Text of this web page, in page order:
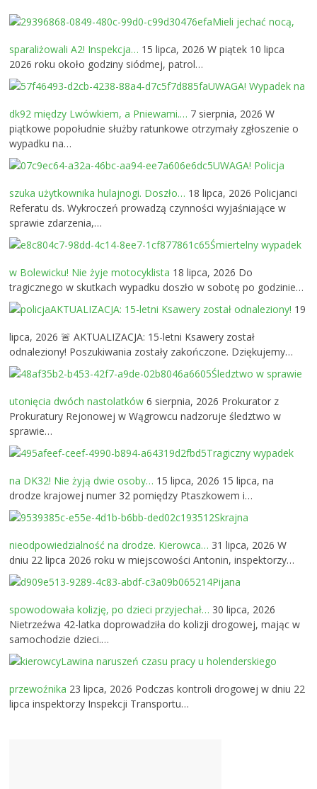
Mieli jechać nocą,
sparaliżowali A2! Inspekcja… 15 lipca, 2026 W piątek 10 lipca
2026 roku około godziny siódmej, patrol…
UWAGA! Wypadek na
dk92 między Lwówkiem, a Pniewami.… 7 sierpnia, 2026 W
piątkowe popołudnie służby ratunkowe otrzymały zgłoszenie o
wypadku na…
UWAGA! Policja
szuka użytkownika hulajnogi. Doszło… 18 lipca, 2026 Policjanci
Referatu ds. Wykroczeń prowadzą czynności wyjaśniające w
sprawie zdarzenia,…
Śmiertelny wypadek
w Bolewicku! Nie żyje motocyklista 18 lipca, 2026 Do
tragicznego w skutkach wypadku doszło w sobotę po godzinie…
AKTUALIZACJA: 15-letni Ksawery został odnaleziony! 19
lipca, 2026 🚨 AKTUALIZACJA: 15-letni Ksawery został
odnaleziony! Poszukiwania zostały zakończone. Dziękujemy…
Śledztwo w sprawie
utonięcia dwóch nastolatków 6 sierpnia, 2026 Prokurator z
Prokuratury Rejonowej w Wągrowcu nadzoruje śledztwo w
sprawie…
Tragiczny wypadek
na DK32! Nie żyją dwie osoby… 15 lipca, 2026 15 lipca, na
drodze krajowej numer 32 pomiędzy Ptaszkowem i…
Skrajna
nieodpowiedzialność na drodze. Kierowca… 31 lipca, 2026 W
dniu 22 lipca 2026 roku w miejscowości Antonin, inspektorzy…
Pijana
spowodowała kolizję, po dzieci przyjechał… 30 lipca, 2026
Nietrzeźwa 42-latka doprowadziła do kolizji drogowej, mając w
samochodzie dzieci.…
Lawina naruszeń czasu pracy u holenderskiego
przewoźnika 23 lipca, 2026 Podczas kontroli drogowej w dniu 22
lipca inspektorzy Inspekcji Transportu…